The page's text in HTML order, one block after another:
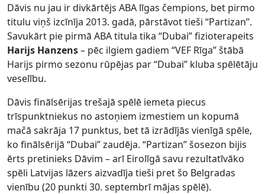
Dāvis nu jau ir divkārtējs ABA līgas čempions, bet pirmo
titulu viņš izcīnīja 2013. gadā, pārstāvot tieši “Partizan”.
Savukārt pie pirmā ABA titula tika “Dubai” fizioterapeits
Harijs Hanzens– pēc ilgiem gadiem “VEF Rīga” štābā
Harijs pirmo sezonu rūpējas par “Dubai” kluba spēlētāju
veselību.
Dāvis finālsērijas trešajā spēlē iemeta piecus
trīspunktniekus no astoņiem izmestiem un kopumā
mačā sakrāja 17 punktus, bet tā izrādījās vienīgā spēle,
ko finālsērijā “Dubai” zaudēja. “Partizan” šosezon bijis
ērts pretinieks Dāvim – arī Eirolīgā savu rezultatīvāko
spēli Latvijas lāzers aizvadīja tieši pret šo Belgradas
vienību (20 punkti 30. septembrī mājas spēlē).